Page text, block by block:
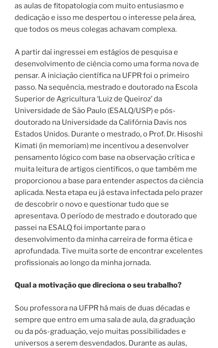
as aulas de fitopatologia com muito entusiasmo e
dedicação e isso me despertou o interesse pela área,
que todos os meus colegas achavam complexa.
A partir daí ingressei em estágios de pesquisa e
desenvolvimento de ciência como uma forma nova de
pensar. A iniciação científica na UFPR foi o primeiro
passo. Na sequência, mestrado e doutorado na Escola
Superior de Agricultura ‘Luiz de Queiroz’ da
Universidade de São Paulo (ESALQ/USP) e pós-
doutorado na Universidade da Califórnia Davis nos
Estados Unidos. Durante o mestrado, o Prof. Dr. Hisoshi
Kimati (in memoriam) me incentivou a desenvolver
pensamento lógico com base na observação crítica e
muita leitura de artigos científicos, o que também me
proporcionou a base para entender aspectos da ciência
aplicada. Nesta etapa eu já estava infectada pelo prazer
de descobrir o novo e questionar tudo que se
apresentava. O período de mestrado e doutorado que
passei na ESALQ foi importante para o
desenvolvimento da minha carreira de forma ética e
aprofundada. Tive muita sorte de encontrar excelentes
profissionais ao longo da minha jornada.
Qual a motivação que direciona o seu trabalho?
Sou professora na UFPR há mais de duas décadas e
sempre que entro em uma sala de aula, da graduação
ou da pós-graduação, vejo muitas possibilidades e
universos a serem desvendados. Durante as aulas,